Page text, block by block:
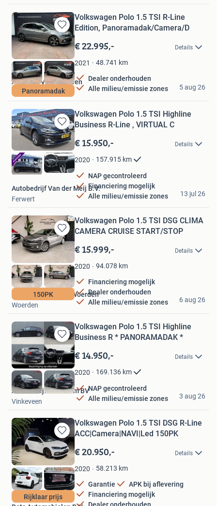
Bewaren
in
Mijn
Favorieten
Panoramadak
Volkswagen Polo 1.5 TSI R-Line
Edition, Panoramadak/Camera/D
€ 22.995,- Details
2021 48.741 km
Dealer onderhouden
Alle milieu/emissie zones
Autohuis Van Der Veen
IJhorst
5 aug 26
Bewaren
in
Mijn
Favorieten
Volkswagen Polo 1.5 TSI Highline
Business R-Line , VIRTUAL C
€ 15.950,- Details
2020 157.915 km
NAP gecontroleerd
Financiering mogelijk
Alle milieu/emissie zones
Autobedrijf Van der Meij B.V.
Ferwert
13 jul 26
Bewaren
in
Mijn
Favorieten
150PK
Volkswagen Polo 1.5 TSI DSG CLIMA
CAMERA CRUISE START/STOP
€ 15.999,- Details
2020 94.078 km
Financiering mogelijk
Dealer onderhouden
Alle milieu/emissie zones
Automotive Center Woerden
Woerden
6 aug 26
Bewaren
in
Mijn
Favorieten
Volkswagen Polo 1.5 TSI Highline
Business R * PANORAMADAK *
€ 14.950,- Details
2020 169.136 km
NAP gecontroleerd
Alle milieu/emissie zones
Autobedrijf Jos Priem BV
Vinkeveen
3 aug 26
Bewaren
in
Mijn
Favorieten
Rijklaar prijs
Volkswagen Polo 1.5 TSI DSG R-Line
ACC|Camera|NAVI|Led 150PK
€ 20.950,- Details
2020 58.213 km
Garantie
APK bij aflevering
Financiering mogelijk